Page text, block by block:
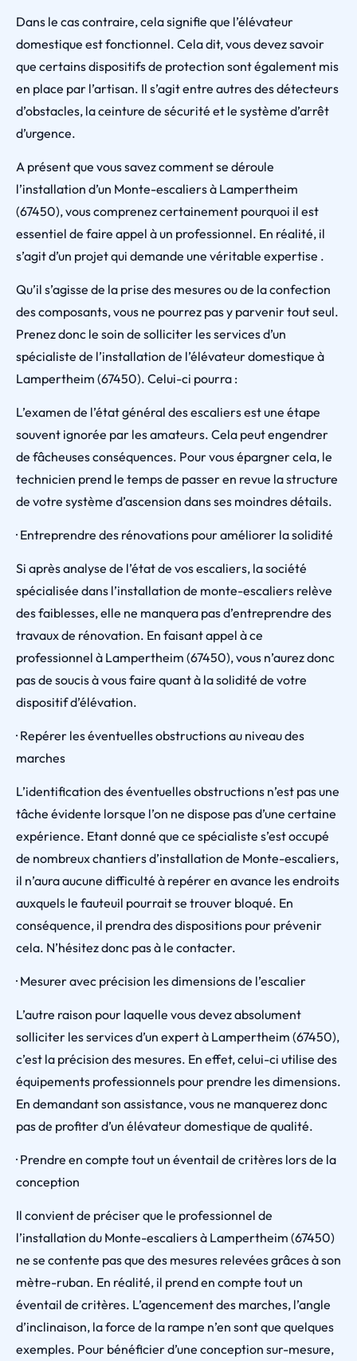
Dans le cas contraire, cela signifie que l’élévateur
domestique est fonctionnel. Cela dit, vous devez savoir
que certains dispositifs de protection sont également mis
en place par l’artisan. Il s’agit entre autres des détecteurs
d’obstacles, la ceinture de sécurité et le système d’arrêt
d’urgence.
A présent que vous savez comment se déroule
l’installation d’un Monte-escaliers à Lampertheim
(67450), vous comprenez certainement pourquoi il est
essentiel de faire appel à un professionnel. En réalité, il
s’agit d’un projet qui demande une véritable expertise .
Qu’il s’agisse de la prise des mesures ou de la confection
des composants, vous ne pourrez pas y parvenir tout seul.
Prenez donc le soin de solliciter les services d’un
spécialiste de l’installation de l’élévateur domestique à
Lampertheim (67450). Celui-ci pourra :
L’examen de l’état général des escaliers est une étape
souvent ignorée par les amateurs. Cela peut engendrer
de fâcheuses conséquences. Pour vous épargner cela, le
technicien prend le temps de passer en revue la structure
de votre système d’ascension dans ses moindres détails.
· Entreprendre des rénovations pour améliorer la solidité
Si après analyse de l’état de vos escaliers, la société
spécialisée dans l’installation de monte-escaliers relève
des faiblesses, elle ne manquera pas d’entreprendre des
travaux de rénovation. En faisant appel à ce
professionnel à Lampertheim (67450), vous n’aurez donc
pas de soucis à vous faire quant à la solidité de votre
dispositif d’élévation.
· Repérer les éventuelles obstructions au niveau des
marches
L’identification des éventuelles obstructions n’est pas une
tâche évidente lorsque l’on ne dispose pas d’une certaine
expérience. Etant donné que ce spécialiste s’est occupé
de nombreux chantiers d’installation de Monte-escaliers,
il n’aura aucune difficulté à repérer en avance les endroits
auxquels le fauteuil pourrait se trouver bloqué. En
conséquence, il prendra des dispositions pour prévenir
cela. N’hésitez donc pas à le contacter.
· Mesurer avec précision les dimensions de l’escalier
L’autre raison pour laquelle vous devez absolument
solliciter les services d’un expert à Lampertheim (67450),
c’est la précision des mesures. En effet, celui-ci utilise des
équipements professionnels pour prendre les dimensions.
En demandant son assistance, vous ne manquerez donc
pas de profiter d’un élévateur domestique de qualité.
· Prendre en compte tout un éventail de critères lors de la
conception
Il convient de préciser que le professionnel de
l’installation du Monte-escaliers à Lampertheim (67450)
ne se contente pas que des mesures relevées grâces à son
mètre-ruban. En réalité, il prend en compte tout un
éventail de critères. L’agencement des marches, l’angle
d’inclinaison, la force de la rampe n’en sont que quelques
exemples. Pour bénéficier d’une conception sur-mesure,